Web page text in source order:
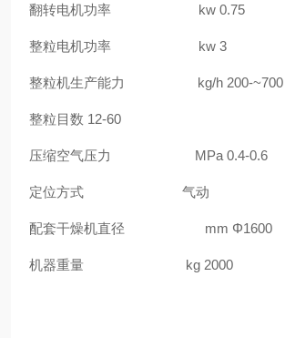
翻转电机功率 kw 0.75
整粒电机功率 kw 3
整粒机生产能力 kg/h 200-~700
整粒目数 12-60
压缩空气压力 MPa 0.4-0.6
定位方式 气动
配套干燥机直径 mm Φ1600
机器重量 kg 2000